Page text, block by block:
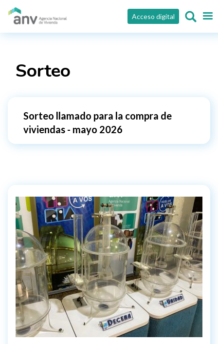
Pasar al contenido principal
Acceso digital
Sorteo
Sorteo llamado para la compra de
viviendas - mayo 2026